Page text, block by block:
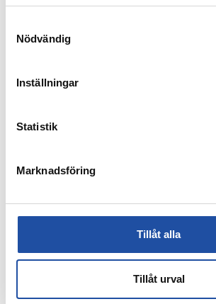
Nödvändig
Inställningar
Statistik
Marknadsföring
Tillåt alla
Tillåt urval
IFK-TRUPPEN MOT IK BRAGE